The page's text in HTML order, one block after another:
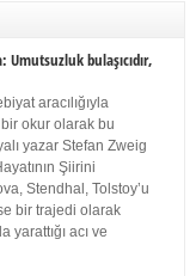
Umutsuzluk bulaşıcıdır,
aracılığıyla
okur olarak bu
yazar Stefan Zweig
Şiirini
Stendhal, Tolstoy’u
bir trajedi olarak
yarattığı acı ve